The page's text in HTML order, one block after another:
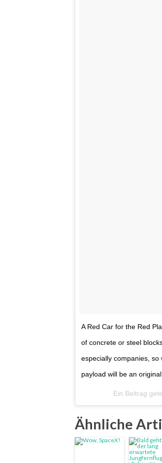
A Red Car for the Red
of concrete or steel
especially companies,
payload will be an
Ein Beitrag
Ähnliche